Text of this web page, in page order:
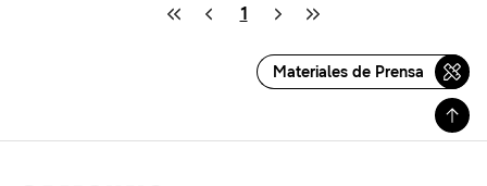
1
Materiales de Prensa